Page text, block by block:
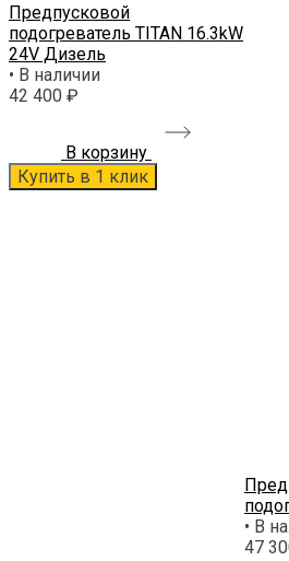
Предпусковой
подогреватель TITAN 16.3kW
24V Дизель
• В наличии
42 400 ₽
В корзину
Купить в 1 клик
• В
47